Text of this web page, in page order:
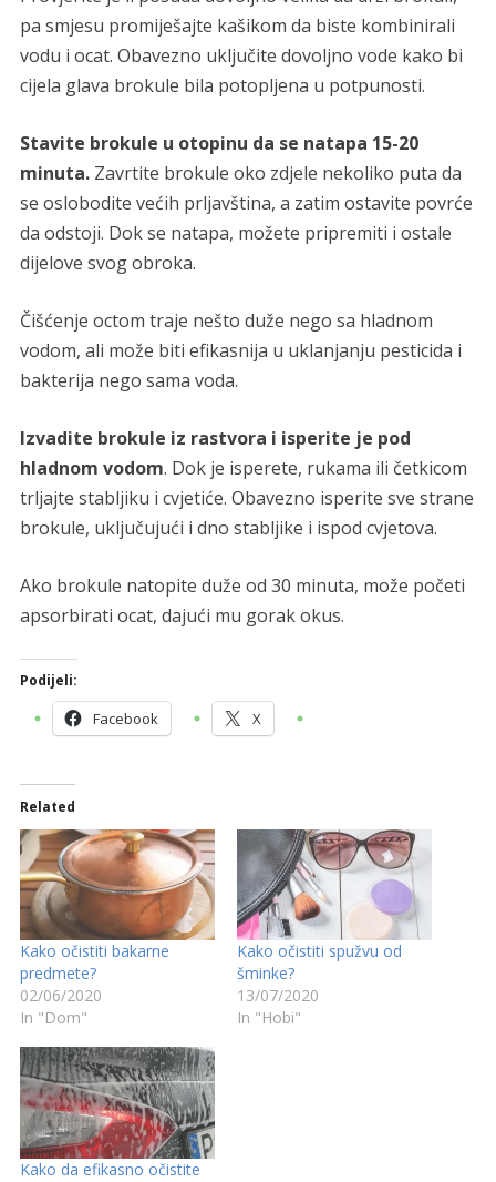
pa smjesu promiješajte kašikom da biste kombinirali
vodu i ocat. Obavezno uključite dovoljno vode kako bi
cijela glava brokule bila potopljena u potpunosti.
Stavite brokule u otopinu da se natapa 15-20
minuta.Zavrtite brokule oko zdjele nekoliko puta da
se oslobodite većih prljavština, a zatim ostavite povrće
da odstoji. Dok se natapa, možete pripremiti i ostale
dijelove svog obroka.
Čišćenje octom traje nešto duže nego sa hladnom
vodom, ali može biti efikasnija u uklanjanju pesticida i
bakterija nego sama voda.
Izvadite brokule iz rastvora i isperite je pod
hladnom vodom. Dok je isperete, rukama ili četkicom
trljajte stabljiku i cvjetiće. Obavezno isperite sve strane
brokule, uključujući i dno stabljike i ispod cvjetova.
Ako brokule natopite duže od 30 minuta, može početi
apsorbirati ocat, dajući mu gorak okus.
Podijeli:
Facebook X
Related
Kako očistiti bakarne
predmete?
02/06/2020
In "Dom"
Kako očistiti spužvu od
šminke?
13/07/2020
In "Hobi"
Kako da efikasno očistite